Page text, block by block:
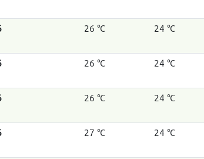
26 °C 24 °C
26 °C 24 °C
26 °C 24 °C
27 °C 24 °C